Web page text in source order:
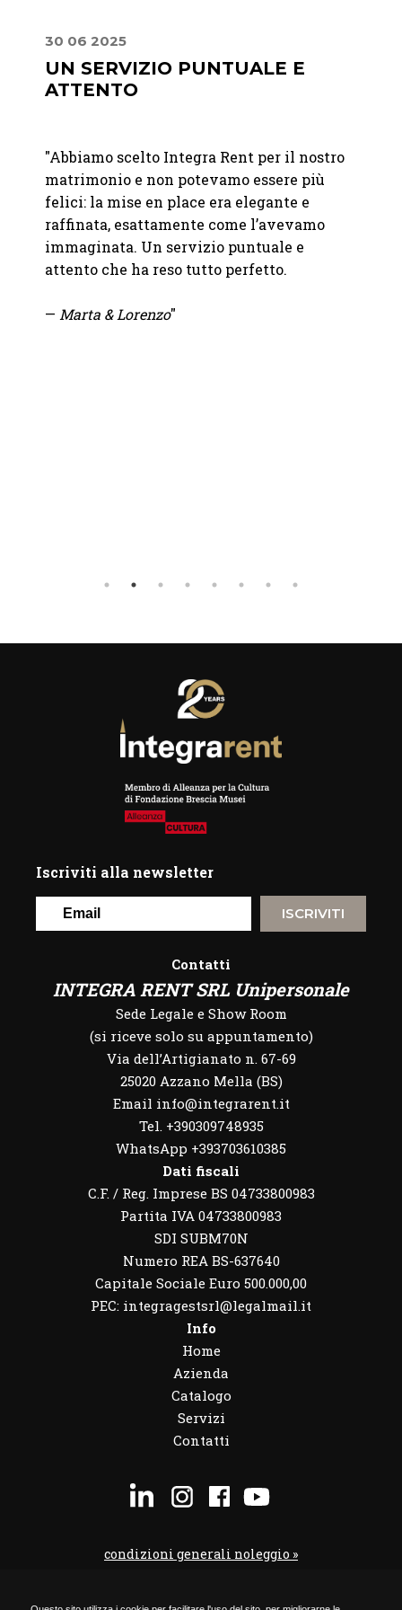
30 06 2025
UN SERVIZIO PUNTUALE E
ATTENTO
"Abbiamo scelto Integra Rent per il nostro
matrimonio e non potevamo essere più
felici: la mise en place era elegante e
raffinata, esattamente come l’avevamo
immaginata. Un servizio puntuale e
attento che ha reso tutto perfetto.
— Marta & Lorenzo"
Iscriviti alla newsletter
ISCRIVITI
Contatti
INTEGRA RENT SRL Unipersonale
Sede Legale e Show Room
(si riceve solo su appuntamento)
Via dell’Artigianato n. 67-69
25020 Azzano Mella (BS)
Email info@integrarent.it
Tel. +390309748935
WhatsApp +393703610385
Dati fiscali
C.F. / Reg. Imprese BS 04733800983
Partita IVA 04733800983
SDI SUBM70N
Numero REA BS-637640
Capitale Sociale Euro 500.000,00
PEC: integragestsrl@legalmail.it
Info
Home
Azienda
Catalogo
Servizi
Contatti
condizioni generali noleggio »